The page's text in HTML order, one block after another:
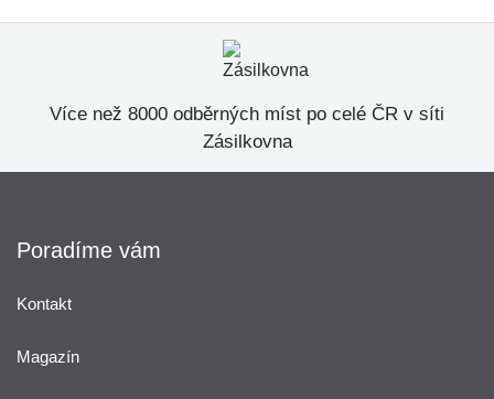
Více než 8000 odběrných míst po celé ČR v síti
Zásilkovna
Poradíme vám
Kontakt
Magazín